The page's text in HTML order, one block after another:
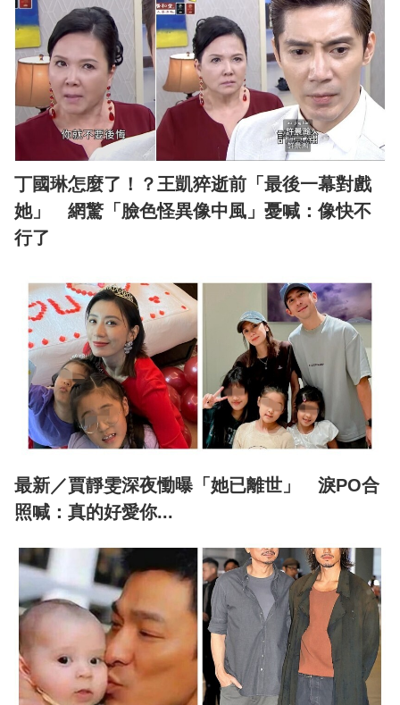
丁國琳怎麼了！？王凱猝逝前「最後一幕對戲
她」 網驚「臉色怪異像中風」憂喊：像快不
行了
最新／賈靜雯深夜慟曝「她已離世」 淚PO合
照喊：真的好愛你...